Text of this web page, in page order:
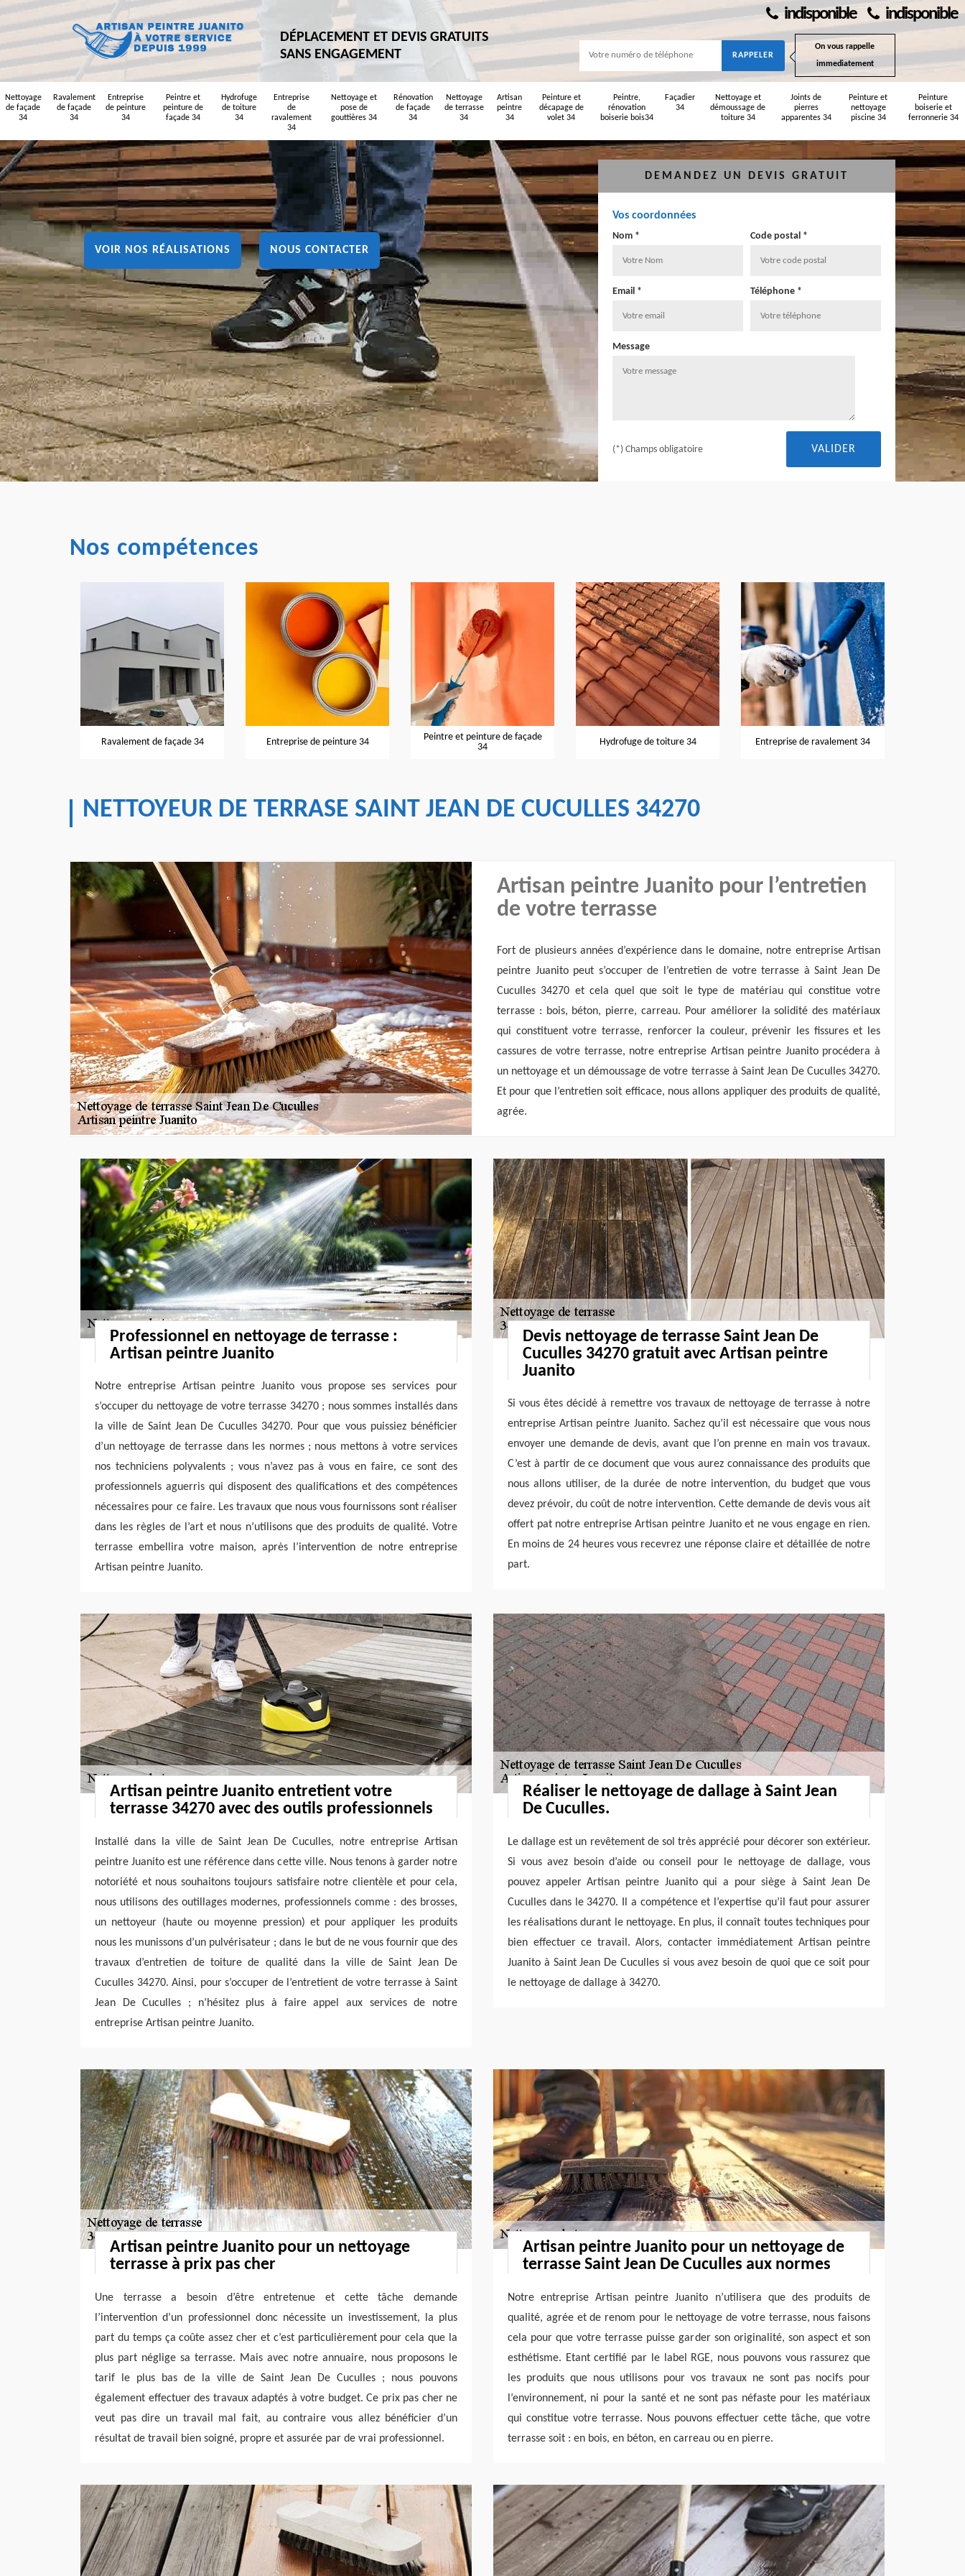
indisponible indisponible
DÉPLACEMENT ET DEVIS GRATUITS
SANS ENGAGEMENT
On vous rappelle
immediatement
Nettoyage
de façade
34
Ravalement
de façade
34
Entreprise
de peinture
34
Peintre et
peinture de
façade 34
Hydrofuge
de toiture
34
Entreprise
de
ravalement
34
Nettoyage et
pose de
gouttières 34
Rénovation
de façade
34
Nettoyage
de terrasse
34
Artisan
peintre
34
Peinture et
décapage de
volet 34
Peintre,
rénovation
boiserie bois34
Façadier
34
Nettoyage et
démoussage de
toiture 34
Joints de
pierres
apparentes 34
Peinture et
nettoyage
piscine 34
Peinture
boiserie et
ferronnerie 34
VOIR NOS RÉALISATIONS NOUS CONTACTER
DEMANDEZ UN DEVIS GRATUIT
Vos coordonnées
Nom * Code postal *
Email * Téléphone *
Message
(*) Champs obligatoire
Nos compétences
Ravalement de façade 34 Entreprise de peinture 34
Peintre et peinture de façade
Hydrofuge de toiture 34 Entreprise de ravalement 34
Nettoyage et pose de
NETTOYEUR DE TERRASE SAINT JEAN DE CUCULLES 34270
Artisan peintre Juanito pour l’entretien
de votre terrasse
Fort de plusieurs années d’expérience dans le domaine, notre entreprise Artisan
peintre Juanito peut s’occuper de l’entretien de votre terrasse à Saint Jean De
Cuculles 34270 et cela quel que soit le type de matériau qui constitue votre
terrasse : bois, béton, pierre, carreau. Pour améliorer la solidité des matériaux
qui constituent votre terrasse, renforcer la couleur, prévenir les fissures et les
cassures de votre terrasse, notre entreprise Artisan peintre Juanito procédera à
un nettoyage et un démoussage de votre terrasse à Saint Jean De Cuculles 34270.
Et pour que l’entretien soit efficace, nous allons appliquer des produits de qualité,
agrée.
Professionnel en nettoyage de terrasse :
Artisan peintre Juanito
Notre entreprise Artisan peintre Juanito vous propose ses services pour
s’occuper du nettoyage de votre terrasse 34270 ; nous sommes installés dans
la ville de Saint Jean De Cuculles 34270. Pour que vous puissiez bénéficier
d’un nettoyage de terrasse dans les normes ; nous mettons à votre services
nos techniciens polyvalents ; vous n’avez pas à vous en faire, ce sont des
professionnels aguerris qui disposent des qualifications et des compétences
nécessaires pour ce faire. Les travaux que nous vous fournissons sont réaliser
dans les règles de l’art et nous n’utilisons que des produits de qualité. Votre
terrasse embellira votre maison, après l’intervention de notre entreprise
Artisan peintre Juanito.
Devis nettoyage de terrasse Saint Jean De
Cuculles 34270 gratuit avec Artisan peintre
Juanito
Si vous êtes décidé à remettre vos travaux de nettoyage de terrasse à notre
entreprise Artisan peintre Juanito. Sachez qu’il est nécessaire que vous nous
envoyer une demande de devis, avant que l’on prenne en main vos travaux.
C’est à partir de ce document que vous aurez connaissance des produits que
nous allons utiliser, de la durée de notre intervention, du budget que vous
devez prévoir, du coût de notre intervention. Cette demande de devis vous ait
offert pat notre entreprise Artisan peintre Juanito et ne vous engage en rien.
En moins de 24 heures vous recevrez une réponse claire et détaillée de notre
part.
Artisan peintre Juanito entretient votre
terrasse 34270 avec des outils professionnels
Installé dans la ville de Saint Jean De Cuculles, notre entreprise Artisan
peintre Juanito est une référence dans cette ville. Nous tenons à garder notre
notoriété et nous souhaitons toujours satisfaire notre clientèle et pour cela,
nous utilisons des outillages modernes, professionnels comme : des brosses,
un nettoyeur (haute ou moyenne pression) et pour appliquer les produits
nous les munissons d’un pulvérisateur ; dans le but de ne vous fournir que des
travaux d’entretien de toiture de qualité dans la ville de Saint Jean De
Cuculles 34270. Ainsi, pour s’occuper de l’entretient de votre terrasse à Saint
Jean De Cuculles ; n’hésitez plus à faire appel aux services de notre
entreprise Artisan peintre Juanito.
Réaliser le nettoyage de dallage à Saint Jean
De Cuculles.
Le dallage est un revêtement de sol très apprécié pour décorer son extérieur.
Si vous avez besoin d’aide ou conseil pour le nettoyage de dallage, vous
pouvez appeler Artisan peintre Juanito qui a pour siège à Saint Jean De
Cuculles dans le 34270. Il a compétence et l’expertise qu’il faut pour assurer
les réalisations durant le nettoyage. En plus, il connaît toutes techniques pour
bien effectuer ce travail. Alors, contacter immédiatement Artisan peintre
Juanito à Saint Jean De Cuculles si vous avez besoin de quoi que ce soit pour
le nettoyage de dallage à 34270.
Artisan peintre Juanito pour un nettoyage
terrasse à prix pas cher
Une terrasse a besoin d’être entretenue et cette tâche demande
l’intervention d’un professionnel donc nécessite un investissement, la plus
part du temps ça coûte assez cher et c’est particulièrement pour cela que la
plus part néglige sa terrasse. Mais avec notre annuaire, nous proposons le
tarif le plus bas de la ville de Saint Jean De Cuculles ; nous pouvons
également effectuer des travaux adaptés à votre budget. Ce prix pas cher ne
veut pas dire un travail mal fait, au contraire vous allez bénéficier d’un
résultat de travail bien soigné, propre et assurée par de vrai professionnel.
Artisan peintre Juanito pour un nettoyage de
terrasse Saint Jean De Cuculles aux normes
Notre entreprise Artisan peintre Juanito n’utilisera que des produits de
qualité, agrée et de renom pour le nettoyage de votre terrasse, nous faisons
cela pour que votre terrasse puisse garder son originalité, son aspect et son
esthétisme. Etant certifié par le label RGE, nous pouvons vous rassurez que
les produits que nous utilisons pour vos travaux ne sont pas nocifs pour
l’environnement, ni pour la santé et ne sont pas néfaste pour les matériaux
qui constitue votre terrasse. Nous pouvons effectuer cette tâche, que votre
terrasse soit : en bois, en béton, en carreau ou en pierre.